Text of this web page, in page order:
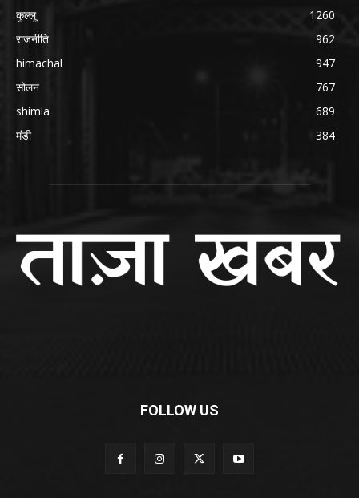
कुल्लू
1260
राजनीति
962
himachal
947
सोलन
767
shimla
689
मंडी
384
FOLLOW US